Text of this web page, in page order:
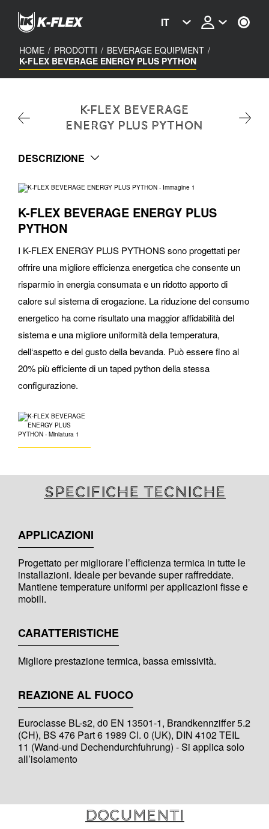
content
IT
HOME / PRODOTTI / BEVERAGE EQUIPMENT /
K-FLEX BEVERAGE ENERGY PLUS PYTHON
K-FLEX BEVERAGE
ENERGY PLUS PYTHON
DESCRIZIONE
K-FLEX BEVERAGE ENERGY PLUS
PYTHON
I K-FLEX ENERGY PLUS PYTHONS sono progettati per
offrire una migliore efficienza energetica che consente un
risparmio in energia consumata e un ridotto apporto di
calore sul sistema di erogazione. La riduzione del consumo
energetico ha come risultato una maggior affidabilità del
sistema e una migliore uniformità della temperatura,
dell‘aspetto e del gusto della bevanda. Può essere fino al
20% più efficiente di un taped python della stessa
configurazione.
Specifiche tecniche
APPLICAZIONI
Progettato per migliorare l’efficienza termica in tutte le
installazioni. Ideale per bevande super raffreddate.
Mantiene temperature uniformi per applicazioni fisse e
mobili.
CARATTERISTICHE
Migliore prestazione termica, bassa emissività.
REAZIONE AL FUOCO
Euroclasse BL-s2, d0 EN 13501-1, Brandkennziffer 5.2
(CH), BS 476 Part 6 1989 Cl. 0 (UK), DIN 4102 TEIL
11 (Wand-und Dechendurchfuhrung) - Si applica solo
all’isolamento
Documenti